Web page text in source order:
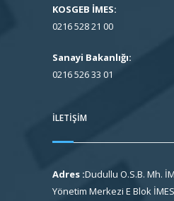
KOSGEB İMES:
0216 528 21 00
Sanayi Bakanlığı:
0216 526 33 01
İLETIŞIM
Adres :Dudullu O.S.B. Mh.
Yönetim Merkezi E Blok